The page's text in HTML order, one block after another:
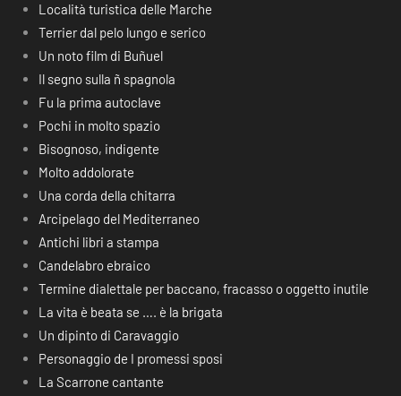
Località turistica delle Marche
Terrier dal pelo lungo e serico
Un noto film di Buñuel
Il segno sulla ñ spagnola
Fu la prima autoclave
Pochi in molto spazio
Bisognoso, indigente
Molto addolorate
Una corda della chitarra
Arcipelago del Mediterraneo
Antichi libri a stampa
Candelabro ebraico
Termine dialettale per baccano, fracasso o oggetto inutile
La vita è beata se …. è la brigata
Un dipinto di Caravaggio
Personaggio de I promessi sposi
La Scarrone cantante